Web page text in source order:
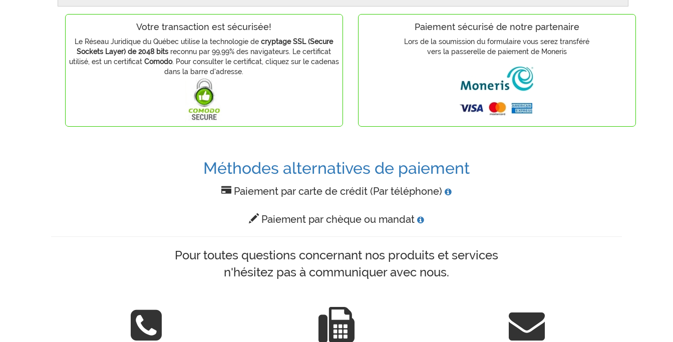
Votre transaction est sécurisée!
Le Réseau Juridique du Québec utilise la technologie de cryptage SSL (Secure
Sockets Layer) de 2048 bits reconnu par 99,99% des navigateurs. Le certificat
utilisé, est un certificat Comodo. Pour consulter le certificat, cliquez sur le cadenas
dans la barre d'adresse.
Paiement sécurisé de notre partenaire
Lors de la soumission du formulaire vous serez transféré
vers la passerelle de paiement de Moneris
Méthodes alternatives de paiement
Paiement par carte de crédit (Par téléphone)
Paiement par chèque ou mandat
Pour toutes questions concernant nos produits et services
n'hésitez pas à communiquer avec nous.